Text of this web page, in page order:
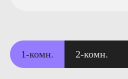
1-комн. 2-комн.